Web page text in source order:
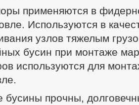
применяются в
Используются в
узлов тяжелым
бусин при монтаже
используются для
бусины прочны,